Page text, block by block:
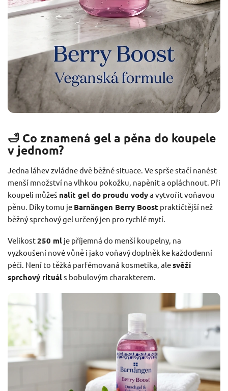
🛁 Co znamená gel a pěna do koupele
v jednom?
Jedna láhev zvládne dvě běžné situace. Ve sprše stačí nanést
menší množství na vlhkou pokožku, napěnit a opláchnout. Při
koupeli můžeš nalít gel do proudu vodya vytvořit voňavou
pěnu. Díky tomu je Barnängen Berry Boost praktičtější než
běžný sprchový gel určený jen pro rychlé mytí.
Velikost250 ml je příjemná do menší koupelny, na
vyzkoušení nové vůně i jako voňavý doplněk ke každodenní
péči. Není to těžká parfémovaná kosmetika, alesvěží
sprchový rituáls bobulovým charakterem.